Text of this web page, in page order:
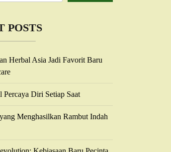
POSTS
Herbal Asia Jadi Favorit Baru
Diri Setiap Saat
Menghasilkan Rambut Indah